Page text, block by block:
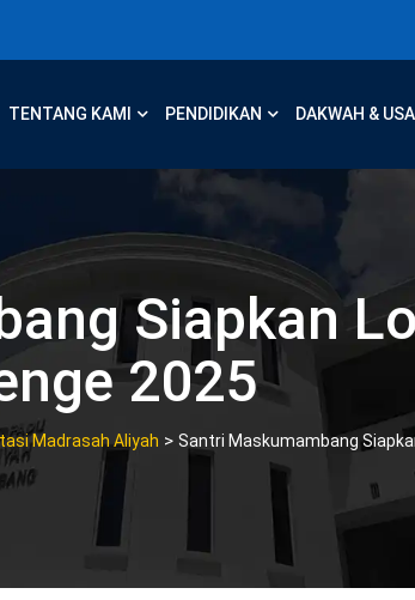
TENTANG KAMI PENDIDIKAN DAKWAH &
Siapkan
2025
Madrasah Aliyah > Santri Maskumambang